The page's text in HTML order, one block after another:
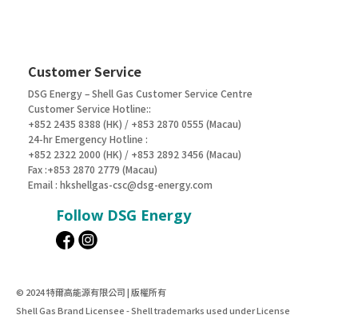
Customer Service
DSG Energy – Shell Gas Customer Service Centre
Customer Service Hotline::
+852 2435 8388 (HK) / +853 2870 0555 (Macau)
24-hr Emergency Hotline :
+852 2322 2000 (HK) / +853 2892 3456 (Macau)
Fax :+853 2870 2779 (Macau)
Email : hkshellgas-csc@dsg-energy.com
Follow DSG Energy
© 2024 特爾高能源有限公司 | 版權所有
Shell Gas Brand Licensee - Shell trademarks used under License